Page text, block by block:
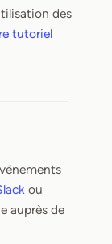
des
tutoriel
ou
auprès de